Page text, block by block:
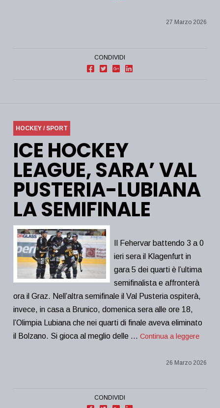
27 Marzo 2026
CONDIVIDI
HOCKEY / SPORT
ICE HOCKEY
LEAGUE, SARA’ VAL
PUSTERIA-LUBIANA
LA SEMIFINALE
Il Fehervar battendo 3 a 0
ieri sera il Klagenfurt in
gara 5 dei quarti è l’ultima
semifinalista e affronterà
ora il Graz. Nell’altra semifinale il Val Pusteria ospiterà,
invece, in casa a Brunico, domenica sera alle ore 18,
l’Olimpia Lubiana che nei quarti di finale aveva eliminato
il Bolzano. Si gioca al meglio delle … Continua a leggere
26 Marzo 2026
CONDIVIDI